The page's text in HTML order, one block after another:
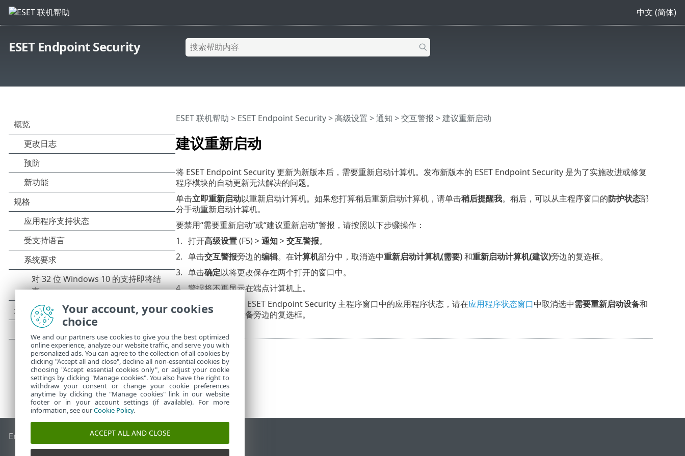
中文 (简体)
ESET Endpoint Security
建议重新启动
ESET 联机帮助 > ESET Endpoint Security>高级设置 >通知 >交互警报 > 建议重新启动
将 ESET Endpoint Security 更新为新版本后，需要重新启动计算机。发布新版本的 ESET Endpoint Security 是为了实施改进或修复
程序模块的自动更新无法解决的问题。
单击立即重新启动以重新启动计算机。如果您打算稍后重新启动计算机，请单击稍后提醒我。稍后，可以从主程序窗口的防护状态部
分手动重新启动计算机。
要禁用“需要重新启动”或“建议重新启动”警报，请按照以下步骤操作：
打开高级设置(F5) >通知>交互警报。
单击交互警报旁边的编辑。在计算机部分中，取消选中重新启动计算机(需要)和重新启动计算机(建议)旁边的复选框。
单击确定以将更改保存在两个打开的窗口中。
警报将不再显示在端点计算机上。
（可选）要禁用 ESET Endpoint Security 主程序窗口中的应用程序状态，请在应用程序状态窗口中取消选中需要重新启动设备和
建议重新启动设备旁边的复选框。
End of Life ESET 知识库ESET 论坛ESET Status Portal
Your account, your cookies
choice
We and our partners use cookies to give you the best optimized
online experience, analyze our website traffic, and serve you with
personalized ads. You can agree to the collection of all cookies by
clicking "Accept all and close", decline all non-essential cookies by
choosing "Accept essential cookies only", or adjust your cookie
settings by clicking "Manage cookies". You also have the right to
withdraw your consent or change your cookie preferences
anytime by clicking the "Manage cookies" link in our website
footer or in your account settings (if available). For more
information, see ourCookie Policy.
ACCEPT ALL AND CLOSE